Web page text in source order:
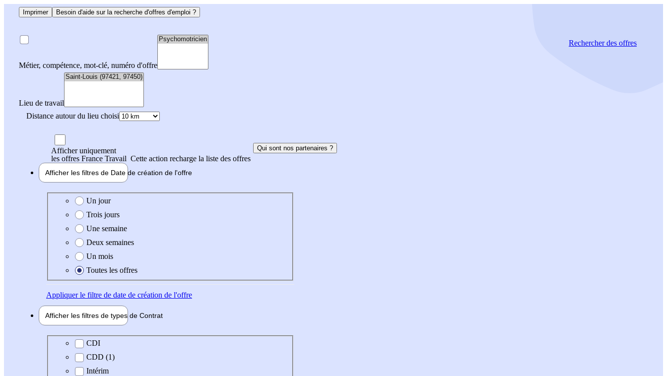
Imprimer Besoin d'aide sur la recherche d'offres d'emploi ?
Métier, compétence, mot-clé, numéro d'offre
Lieu de travail
Distance autour du lieu choisi
Rechercherdes offres
Afficher uniquement
les offres France Travail Cette action recharge la liste des offres
Qui sont nos partenaires ?
Afficher les filtres de Date de création de l'offre
Date de création de l'offre
Un jour
Trois jours
Une semaine
Deux semaines
Un mois
Toutes les offres
Appliquerle filtre de date de création de l'offre
Afficher les filtres de types de Contrat
Type de contrat
CDI
CDD (1)
Intérim